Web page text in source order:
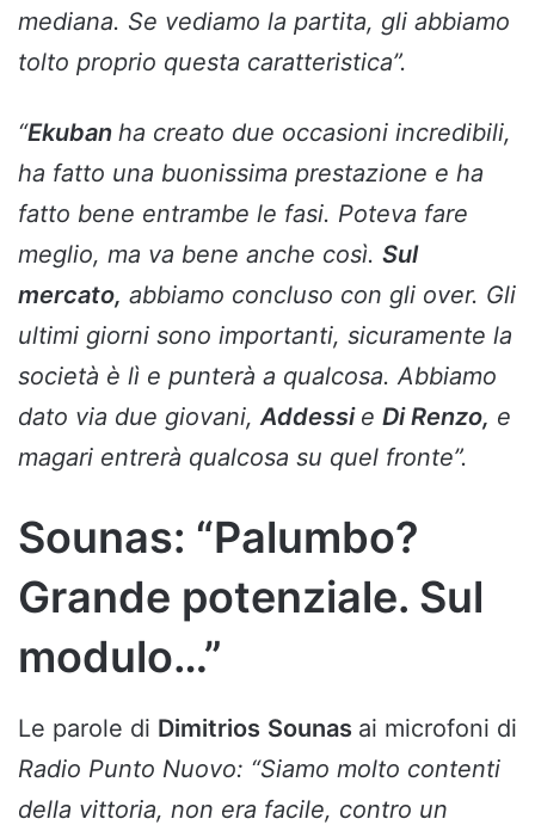
mediana. Se vediamo la partita, gli abbiamo
tolto proprio questa caratteristica”.
“Ekuban ha creato due occasioni incredibili,
ha fatto una buonissima prestazione e ha
fatto bene entrambe le fasi. Poteva fare
meglio, ma va bene anche così. Sul
mercato, abbiamo concluso con gli over. Gli
ultimi giorni sono importanti, sicuramente la
società è lì e punterà a qualcosa. Abbiamo
dato via due giovani,Addessi e Di Renzo, e
magari entrerà qualcosa su quel fronte”.
Sounas: “Palumbo?
Grande potenziale. Sul
modulo…”
Le parole di Dimitrios Sounas ai microfoni di
Radio Punto Nuovo: “Siamo molto contenti
della vittoria, non era facile, contro un